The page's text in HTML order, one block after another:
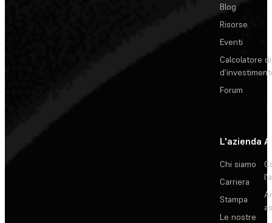
Blog
Risorse
Eventi
Calcolatore
Forum
L'azienda
Chi siamo
Carriera
Stampa
Le nostre